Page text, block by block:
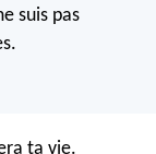
suis pas
ta vie.